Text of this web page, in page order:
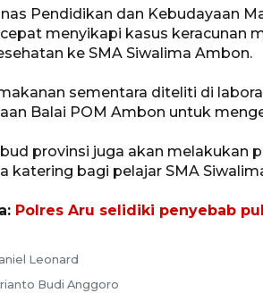
Pendidikan dan Kebudayaan
menyikapi kasus keracunan
ke SMA Siwalima Ambon.
sementara diteliti di
Balai POM Ambon untuk
provinsi juga akan melakukan
katering bagi pelajar SMA
Polres Aru selidiki penyebab
Leonard
Budi Anggoro